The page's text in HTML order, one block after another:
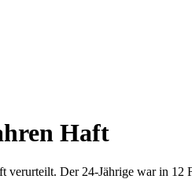
Haft
Der 24-Jährige war in